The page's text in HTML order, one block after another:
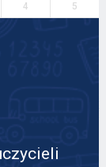
4 5